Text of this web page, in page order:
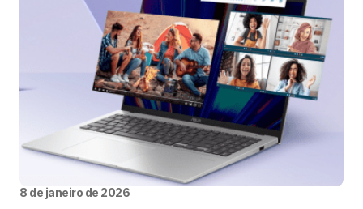
8 de janeiro de 2026